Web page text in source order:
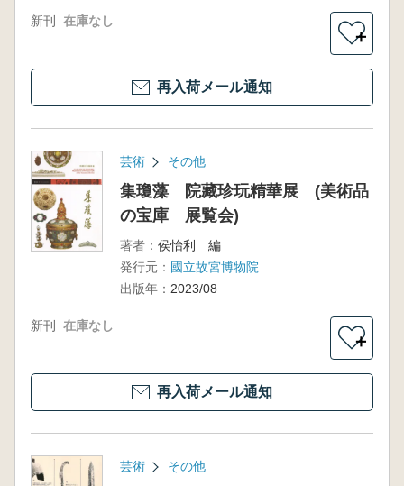
新刊 在庫なし
＋
再入荷メール通知
芸術 その他
集瓊藻 院藏珍玩精華展 (美術品
の宝庫 展覧会)
著者： 侯怡利 編
発行元： 國立故宮博物院
出版年： 2023/08
新刊 在庫なし
＋
再入荷メール通知
芸術 その他